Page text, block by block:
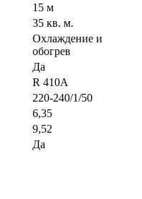
15 м
35 кв. м.
Охлаждение и
обогрев
Да
R 410A
220-240/1/50
6,35
9,52
Да